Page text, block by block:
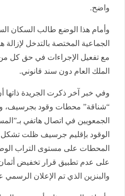
واضح.
وأمام هذا الوضع طالب السكان
الجماعية المختصة بالتدخل لإزالة
مع تفعيل الإجراءات في حق كل
الملك العام دون سند قانوني.
وفي خبر آخر ذكرت الجريدة
“شناقة” محطات وقود بجرسيف،
الجمعويين في اتصال هاتفي
الوقود بإقليم جرسيف ظلت تشكل
المحطات على مستوى التراب
على عدم تطبيق قرار تخفيض أثمان
والبنزين الذي تم الإعلان الرسمي